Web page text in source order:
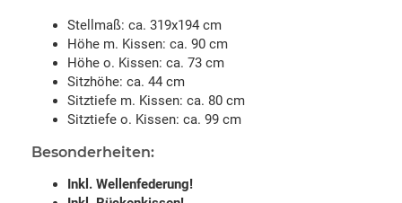
Stellmaß: ca. 319x194 cm
Höhe m. Kissen: ca. 90 cm
Höhe o. Kissen: ca. 73 cm
Sitzhöhe: ca. 44 cm
Sitztiefe m. Kissen: ca. 80 cm
Sitztiefe o. Kissen: ca. 99 cm
Besonderheiten:
Inkl. Wellenfederung!